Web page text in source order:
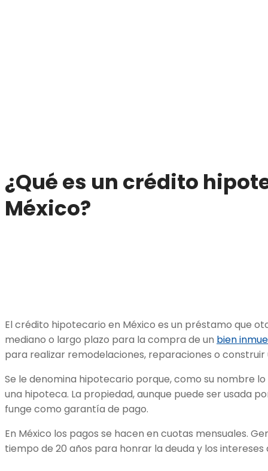
¿Qué es un crédito
México?
El crédito hipotecario en México es un préstamo que
mediano o largo plazo para la compra de un bien
para realizar remodelaciones, reparaciones o construir
Se le denomina hipotecario porque, como su nombre
una hipoteca. La propiedad, aunque puede ser usada
funge como garantía de pago.
En México los pagos se hacen en cuotas mensuales.
tiempo de 20 años para honrar la deuda y los